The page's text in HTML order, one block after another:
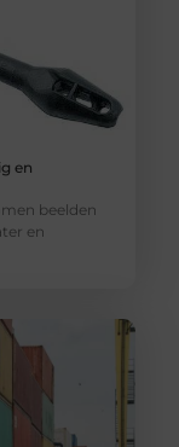
en
beelden
en